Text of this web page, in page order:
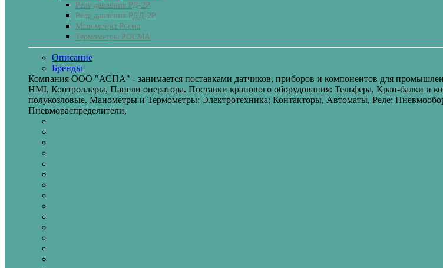
Реле давления РД-2Р
Реле давления РДД-2Р
Манометры Росма
Термометры РОСМА
Описание
Бренды
Компания ООО "АСПА" - занимается поставками датчиков, приборов и компонентов для
HMI, Контроллеры, Панели оператора. Поставки кранового оборудования: Тельфера, Кран-балки и
полукозловые. Манометры и Термометры; Электротехника: Контакторы, Автоматы, Реле;
Пневмораспределители,